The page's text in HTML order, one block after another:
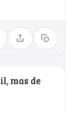
Compartilhar
Copiar
mas de